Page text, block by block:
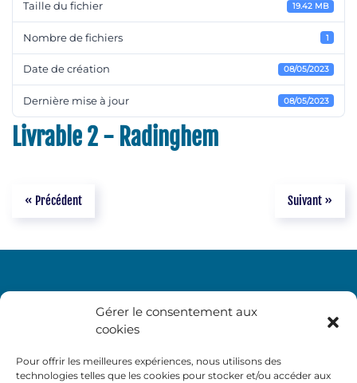
Gérer le consentement aux
cookies
Pour offrir les meilleures expériences, nous utilisons des
technologies telles que les cookies pour stocker et/ou accéder aux
Taille du fichier 19.42 MB
Nombre de fichiers 1
Date de création 08/05/2023
Dernière mise à jour 08/05/2023
Livrable 2 - Radinghem
« Précédent Suivant »